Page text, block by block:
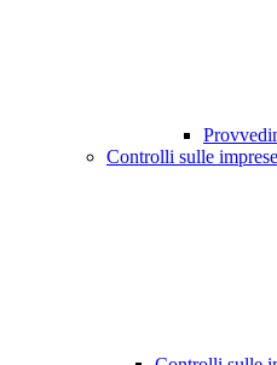
Controlli sulle imprese